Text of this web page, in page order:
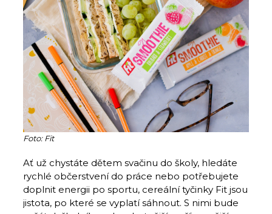
Foto: Fit
Ať už chystáte dětem svačinu do školy, hledáte
rychlé občerstvení do práce nebo potřebujete
doplnit energii po sportu, cereální tyčinky Fit jsou
jistota, po které se vyplatí sáhnout. S nimi bude